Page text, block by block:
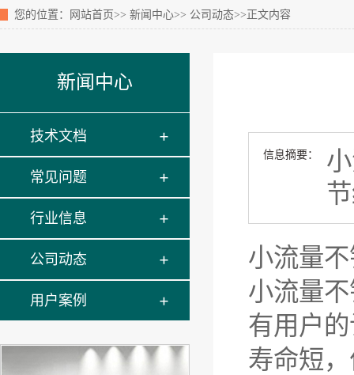
您的位置： 网站首页>> 新闻中心>> 公司动态>>正文内容
信息摘要：
小流量
小流量
有用户
寿命短
新闻中心
技术文档
常见问题
行业信息
公司动态
用户案例